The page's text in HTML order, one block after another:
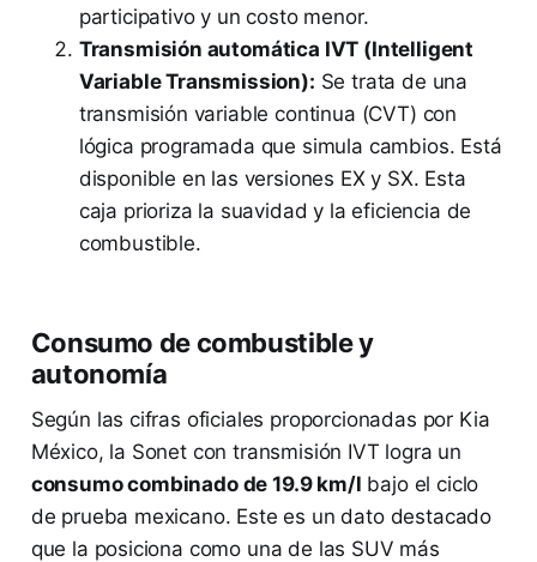
participativo y un costo menor.
Transmisión automática IVT (Intelligent
Variable Transmission): Se trata de una
transmisión variable continua (CVT) con
lógica programada que simula cambios. Está
disponible en las versiones EX y SX. Esta
caja prioriza la suavidad y la eficiencia de
combustible.
Consumo de combustible y
autonomía
Según las cifras oficiales proporcionadas por Kia
México, la Sonet con transmisión IVT logra un
consumo combinado de 19.9 km/l bajo el ciclo
de prueba mexicano. Este es un dato destacado
que la posiciona como una de las SUV más